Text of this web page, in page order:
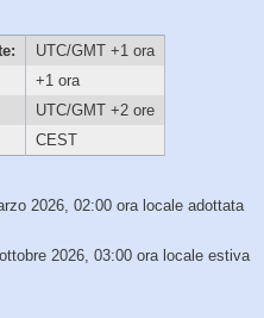
UTC/GMT +1 ora
+1 ora
UTC/GMT +2 ore
CEST
2026, 02:00 ora locale adottata
2026, 03:00 ora locale estiva